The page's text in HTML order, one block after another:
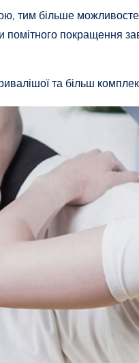
тим більше
помітного покращення
та більш